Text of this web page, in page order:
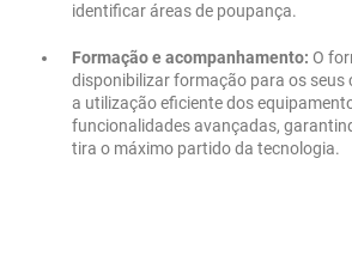
identificar áreas de poupança.
Formação e acompanhamento: O
disponibilizar formação para os seus
a utilização eficiente dos
funcionalidades avançadas,
tira o máximo partido da tecnologia.